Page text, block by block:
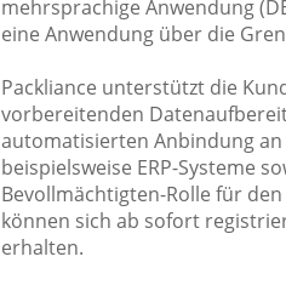
mehrsprachige Anwendung
eine Anwendung über die
Packliance unterstützt die
vorbereitenden
automatisierten Anbindung
beispielsweise ERP-Systeme
Bevollmächtigten-Rolle für
können sich ab sofort
erhalten.